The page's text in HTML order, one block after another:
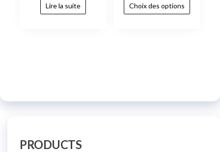
Lire la suite Choix des options
PRODUCTS